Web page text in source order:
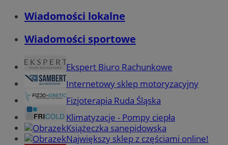
Wiadomości lokalne
Wiadomości sportowe
Ekspert Biuro Rachunkowe
Internetowy sklep motoryzacyjny
Fizjoterapia Ruda Śląska
Klimatyzacje - Pompy ciepła
Książeczka sanepidowska
Największy sklep z częściami online!